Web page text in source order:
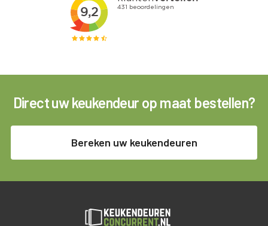
Direct uw keukendeur op maat bestellen?
Bereken uw keukendeuren